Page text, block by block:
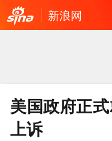
新浪网
美国政府正
上诉